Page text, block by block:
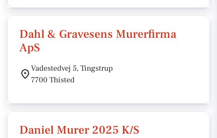
Dahl & Gravesens Murerfirma
ApS
Vadestedvej 5, Tingstrup
7700 Thisted
Daniel Murer 2025 K/S